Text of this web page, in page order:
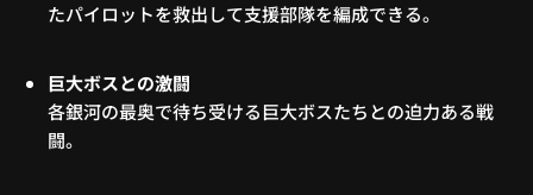
たパイロットを救出して支援部隊を編成できる。
巨大ボスとの激闘
各銀河の最奥で待ち受ける巨大ボスたちとの迫力ある戦
闘。